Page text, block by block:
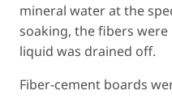
mineral water at the
soaking, the fibers were
liquid was drained off.
Fiber-cement boards